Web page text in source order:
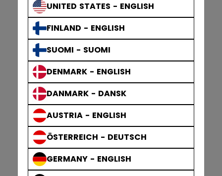
UNITED STATES - ENGLISH
FINLAND - ENGLISH
SUOMI - SUOMI
DENMARK - ENGLISH
DANMARK - DANSK
AUSTRIA - ENGLISH
ÖSTERREICH - DEUTSCH
GERMANY - ENGLISH